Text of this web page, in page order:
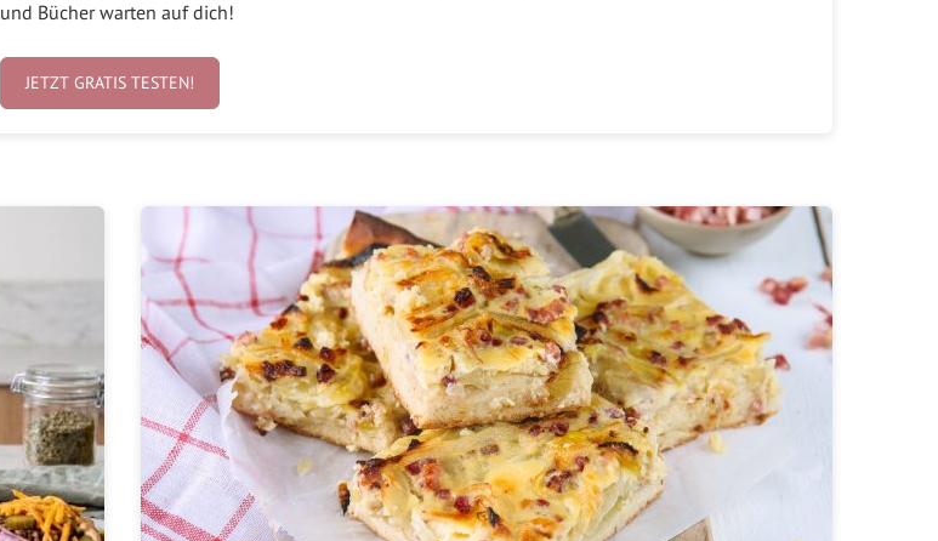
und Bücher warten auf dich!
JETZT GRATIS TESTEN!